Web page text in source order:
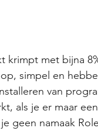
krimpt met bijna
simpel en
van
als je er maar
geen namaak